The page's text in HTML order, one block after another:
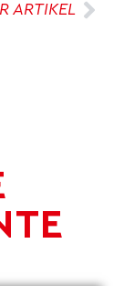
ARTIKEL